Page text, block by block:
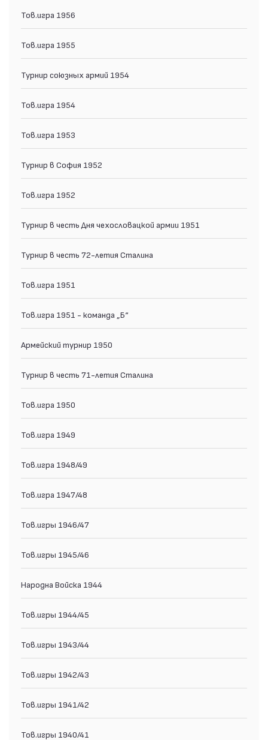
Тов.игра 1956
Тов.игра 1955
Турнир союзных армий 1954
Тов.игра 1954
Тов.игра 1953
Турнир в София 1952
Тов.игра 1952
Турнир в честь Дня чехословацкой армии 1951
Турнир в честь 72-летия Сталина
Тов.игра 1951
Тов.игра 1951 - команда „Б“
Армейский турнир 1950
Турнир в честь 71-летия Сталина
Тов.игра 1950
Тов.игра 1949
Тов.игра 1948/49
Тов.игра 1947/48
Тов.игры 1946/47
Тов.игры 1945/46
Народна Войска 1944
Тов.игры 1944/45
Тов.игры 1943/44
Тов.игры 1942/43
Тов.игры 1941/42
Тов.игры 1940/41